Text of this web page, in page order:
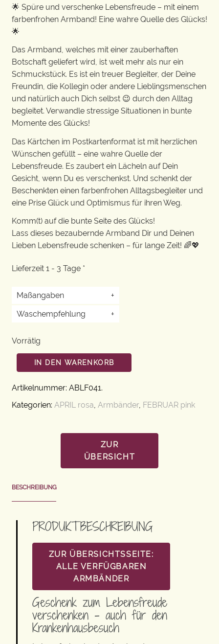
🌟 Spüre und verschenke Lebensfreude – mit einem
farbenfrohen Armband! Eine wahre Quelle des Glücks!
🌟
Das Armband, welches mit einer zauberhaften
Botschaft geliefert wird, ist weit mehr als nur ein
Schmuckstück. Es ist ein treuer Begleiter, der Deine
Freundin, die Kollegin oder andere Lieblingsmenschen
und natürlich auch Dich selbst 😉 durch den Alltag
begleitet. Verwandle stressige Situationen in bunte
Momente des Glücks!
Das Kärtchen im Postkartenformat ist mit herzlichen
Wünschen gefüllt – eine wahre Quelle der
Lebensfreude. Es zaubert ein Lächeln auf Dein
Gesicht, wenn Du es verschenkst. Und schenkt der
Beschenkten einen farbenfrohen Alltagsbegleiter und
eine Prise Glück und Optimismus für ihren Weg.
Komm(t) auf die bunte Seite des Glücks!
Lass dieses bezaubernde Armband Dir und Deinen
Lieben Lebensfreude schenken – für lange Zeit! 🌈💖
Lieferzeit 1 - 3 Tage *
Maßangaben
+
Waschempfehlung
+
Vorrätig
IN DEN WARENKORB
Artikelnummer: ABLF041.
Kategorien: APRIL rosa Armbänder, FEBRUAR pink
ZUR
ÜBERSICHT
BESCHREIBUNG
PRODUKTBESCHREIBUNG
ZUR ÜBERSICHTSSEITE:
ALLE VERFÜGBAREN
ARMBÄNDER
Geschenk zum Lebensfreude
verschenken – auch für den
Krankenhausbesuch